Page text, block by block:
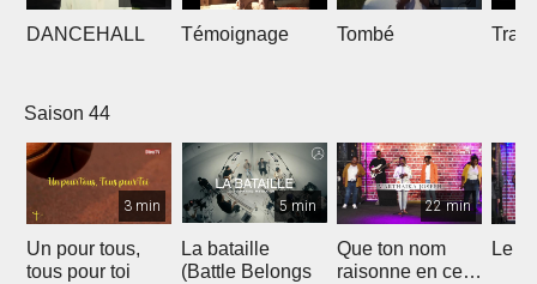
DANCEHALL Témoignage Tombé
Saison 44
3 min
Un pour tous,
tous pour toi
5 min
La bataille
(Battle Belongs
22 min
Que ton nom
raisonne en ce
Le